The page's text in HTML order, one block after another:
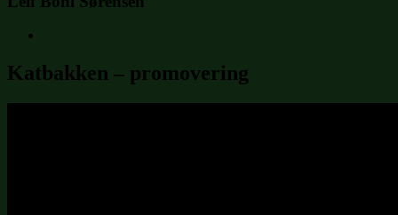
Katbakken – promovering